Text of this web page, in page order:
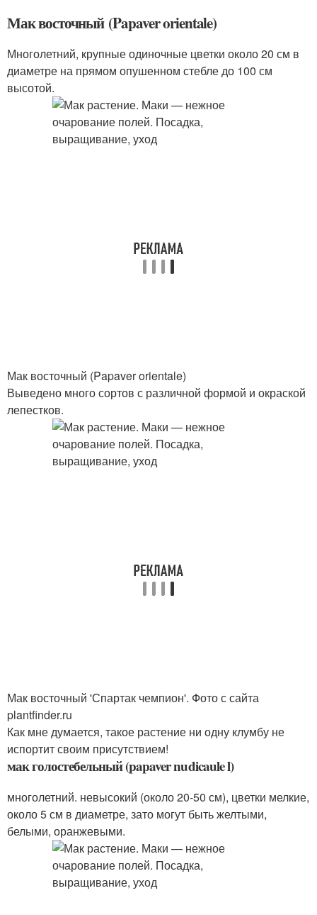
Мак восточный (Papaver orientale)
Многолетний, крупные одиночные цветки около 20 см в
диаметре на прямом опушенном стебле до 100 см
высотой.
Мак восточный (Papaver orientale)
Выведено много сортов с различной формой и окраской
лепестков.
Мак восточный 'Спартак чемпион'. Фото с сайта
plantfinder.ru
Как мне думается, такое растение ни одну клумбу не
испортит своим присутствием!
мак голостебельный (papaver nudicaule l)
многолетний. невысокий (около 20-50 см), цветки мелкие,
около 5 см в диаметре, зато могут быть желтыми,
белыми, оранжевыми.